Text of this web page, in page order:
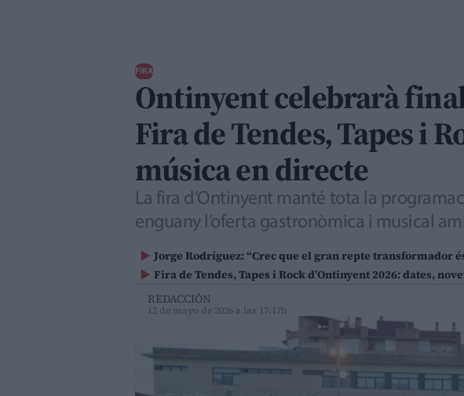
FIRA
Ontinyent celebrarà
Fira de Tendes, Tapes i
música en directe
La fira d’Ontinyent manté tota la
enguany l’oferta gastronòmica i musical
Jorge Rodríguez: “Crec que el gran repte transformador
Fira de Tendes, Tapes i Rock d’Ontinyent 2026: dates,
REDACCIÓN
12 de mayo de 2026 a las 17:17h